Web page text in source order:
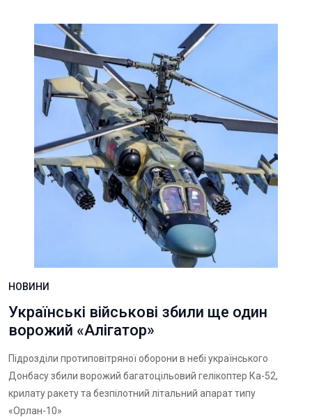
НОВИНИ
Українські військові збили ще один
ворожий «Алігатор»
Підрозділи протиповітряної оборони в небі українського
Донбасу збили ворожий багатоцільовий гелікоптер Ка-52,
крилату ракету та безпілотний літальний апарат типу
«Орлан-10»